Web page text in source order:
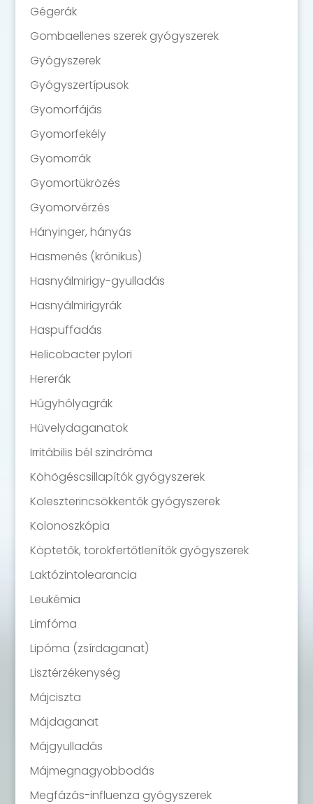
Gégerák
Gombaellenes szerek gyógyszerek
Gyógyszerek
Gyógyszertípusok
Gyomorfájás
Gyomorfekély
Gyomorrák
Gyomortükrözés
Gyomorvérzés
Hányinger, hányás
Hasmenés (krónikus)
Hasnyálmirigy-gyulladás
Hasnyálmirigyrák
Haspuffadás
Helicobacter pylori
Hererák
Húgyhólyagrák
Hüvelydaganatok
Irritábilis bél szindróma
Köhögéscsillapítók gyógyszerek
Koleszterincsökkentők gyógyszerek
Kolonoszkópia
Köptetők, torokfertőtlenítők gyógyszerek
Laktózintolearancia
Leukémia
Limfóma
Lipóma (zsírdaganat)
Lisztérzékenység
Májciszta
Májdaganat
Májgyulladás
Májmegnagyobbodás
Megfázás-influenza gyógyszerek